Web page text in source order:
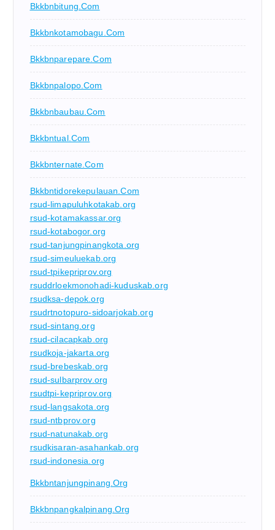
Bkkbnbitung.com
Bkkbnkotamobagu.com
Bkkbnparepare.com
Bkkbnpalopo.com
Bkkbnbaubau.com
Bkkbntual.com
Bkkbnternate.com
Bkkbntidorekepulauan.com
rsud-limapuluhkotakab.org
rsud-kotamakassar.org
rsud-kotabogor.org
rsud-tanjungpinangkota.org
rsud-simeuluekab.org
rsud-tpikepriprov.org
rsuddrloekmonohadi-kuduskab.org
rsudksa-depok.org
rsudrtnotopuro-sidoarjokab.org
rsud-sintang.org
rsud-cilacapkab.org
rsudkoja-jakarta.org
rsud-brebeskab.org
rsud-sulbarprov.org
rsudtpi-kepriprov.org
rsud-langsakota.org
rsud-ntbprov.org
rsud-natunakab.org
rsudkisaran-asahankab.org
rsud-indonesia.org
Bkkbntanjungpinang.org
Bkkbnpangkalpinang.org